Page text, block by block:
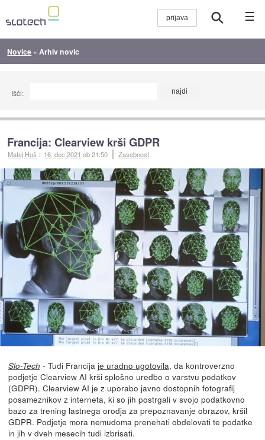
☰
Novice » Arhiv novic
Išči:
Francija: Clearview krši GDPR
Matej Huš :: 16. dec 2021 ob 21:50 Zasebnost
Slo-Tech - Tudi Francija je uradno ugotovila, da kontroverzno
podjetje Clearview AI krši splošno uredbo o varstvu podatkov
(GDPR). Clearview AI je z uporabo javno dostopnih fotografij
posameznikov z interneta, ki so jih postrgali v svojo podatkovno
bazo za trening lastnega orodja za prepoznavanje obrazov, kršil
GDPR. Podjetje mora nemudoma prenehati obdelovati te podatke
in jih v dveh mesecih tudi izbrisati.